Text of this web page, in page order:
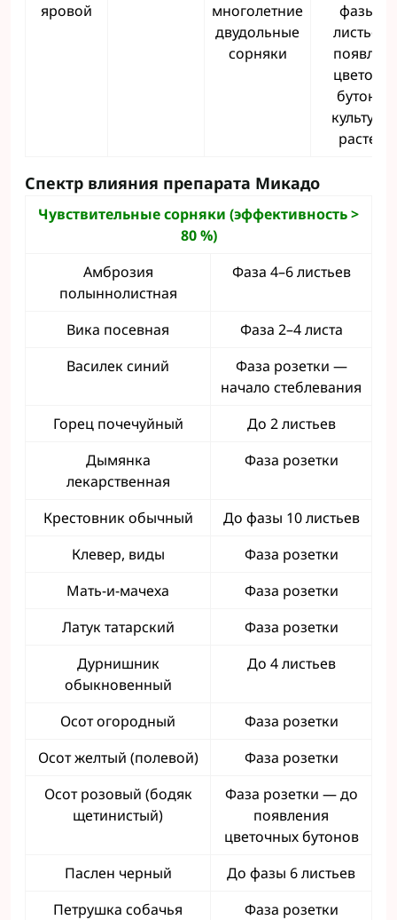
яровой
многолетние
двудольные
сорняки
фазы
листьев
бутонов
Спектр влияния препарата Микадо
Чувствительные сорняки (эффективность >
80%)
Амброзия
полыннолистная
Фаза 4–6 листьев
Вика посевная
Фаза 2–4 листа
Василек синий
Фаза розетки —
начало стеблевания
Горец почечуйный
До 2 листьев
Дымянка
лекарственная
Фаза розетки
Крестовник обычный
До фазы 10 листьев
Клевер, виды
Фаза розетки
Мать-и-мачеха
Фаза розетки
Латук татарский
Фаза розетки
Дурнишник
обыкновенный
До 4 листьев
Осот огородный
Фаза розетки
Осот желтый (полевой)
Фаза розетки
Осот розовый (бодяк
щетинистый)
Фаза розетки — до
появления
цветочных бутонов
Паслен черный
До фазы 6 листьев
Петрушка собачья
Фаза розетки